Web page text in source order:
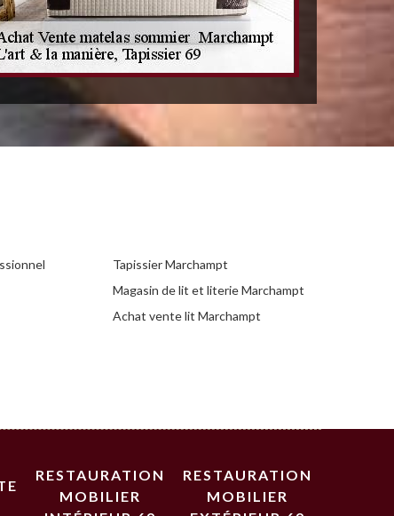
Tapissier Marchampt
Magasin de lit et literie Marchampt
Achat vente lit Marchampt
RESTAURATION
MOBILIER
RESTAURATION
MOBILIER